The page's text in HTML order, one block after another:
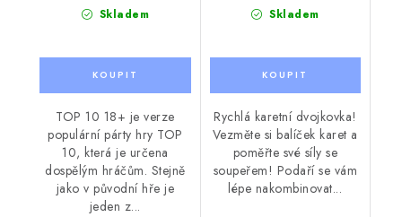
Skladem
TOP 10 18+ je verze
populární párty hry TOP
10, která je určena
dospělým hráčům. Stejně
jako v původní hře je
jeden z...
Skladem
Rychlá karetní dvojkovka!
Vezměte si balíček karet a
poměřte své síly se
soupeřem! Podaří se vám
lépe nakombinovat...